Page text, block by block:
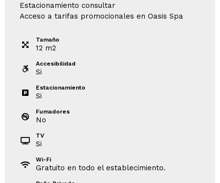
Estacionamiento consultar
Acceso a tarifas promocionales en Oasis Spa
Tamaño
12 m2
Accesibilidad
Si
Estacionamiento
Si
Fumadores
No
TV
Si
Wi-Fi
Gratuito en todo el establecimiento.